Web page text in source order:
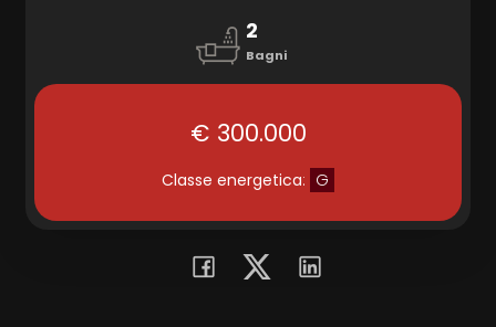
2
Bagni
€ 300.000
Classe energetica: G
Terreni